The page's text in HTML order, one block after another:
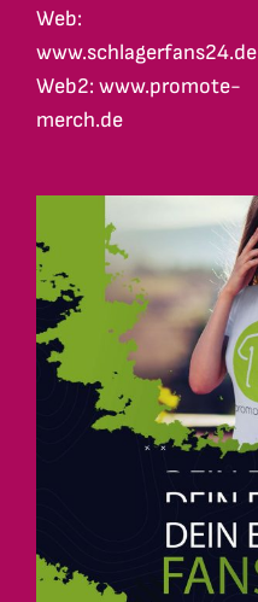
Web:
www.schlagerfans24.de
Web2: www.promote-
merch.de